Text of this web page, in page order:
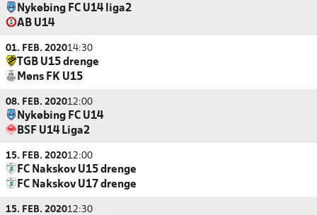
Nykøbing FC U14 liga2
AB U14
01. FEB. 202014:30
TGB U15 drenge
Møns FK U15
08. FEB. 202012:00
Nykøbing FC U14
BSF U14 Liga2
15. FEB. 202012:00
FC Nakskov U15 drenge
FC Nakskov U17 drenge
15. FEB. 202012:30